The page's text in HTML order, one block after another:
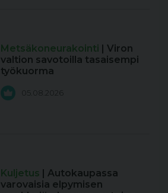
Metsäkoneurakointi | Viron
valtion savotoilla tasaisempi
työkuorma
05.08.2026
Kuljetus | Autokaupassa
varovaisia elpymisen